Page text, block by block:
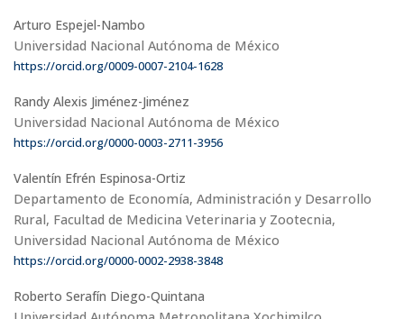
Arturo Espejel-Nambo
Universidad Nacional Autónoma de México
https://orcid.org/0009-0007-2104-1628
Randy Alexis Jiménez-Jiménez
Universidad Nacional Autónoma de México
https://orcid.org/0000-0003-2711-3956
Valentín Efrén Espinosa-Ortiz
Departamento de Economía, Administración y Desarrollo
Rural, Facultad de Medicina Veterinaria y Zootecnia,
Universidad Nacional Autónoma de México
https://orcid.org/0000-0002-2938-3848
Roberto Serafín Diego-Quintana